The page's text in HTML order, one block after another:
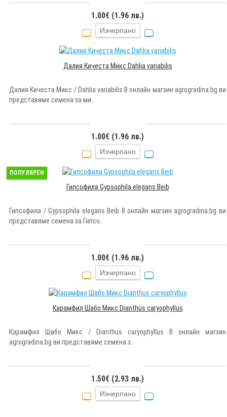
1.00€ (1.96 лв.)
Изчерпано
Далия Кичеста Микс Dahlia variabilis
Далия Кичеста Микс / Dahlia variabilis В онлайн магзин agrogradina.bg ви
представяме семена за ми..
1.00€ (1.96 лв.)
Изчерпано
ПОПУЛЯРЕН
Гипсофила Gypsophila elegans Beib
Гипсофила / Gypsophila elegans Beib В онлайн магзин agrogradina.bg ви
представяме семена за Гипсо..
1.00€ (1.96 лв.)
Изчерпано
Карамфил Шабо Микс Dianthus caryophyllus
Карамфил Шабо Микс / Dianthus caryophyllus В онлайн магзин
agrogradina.bg ви представяме семена з..
1.50€ (2.93 лв.)
Изчерпано